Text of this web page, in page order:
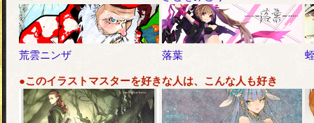
荒雲ニンザ 落葉
●このイラストマスターを好きな人は、こんな人も好き